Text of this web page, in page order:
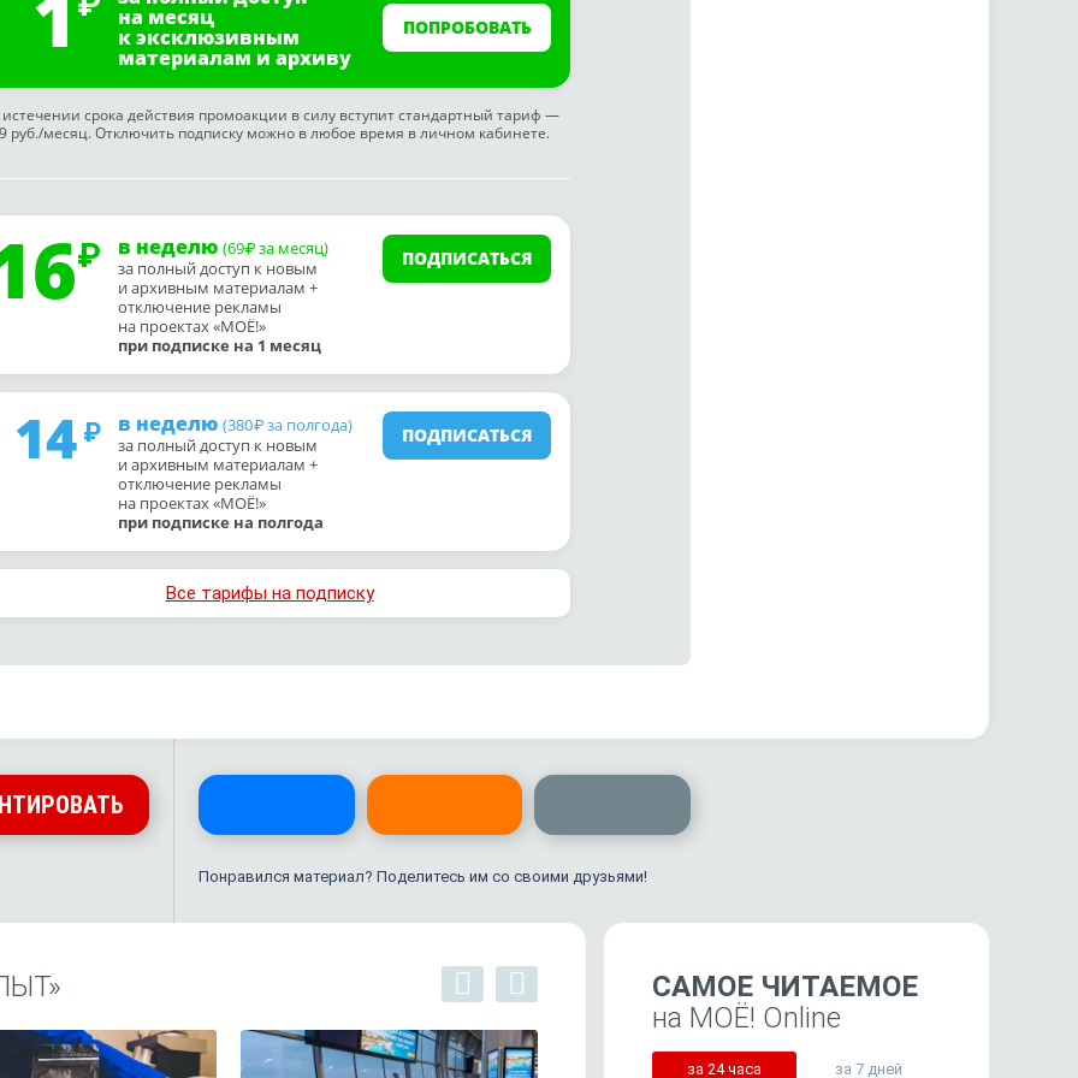
на месяц
к эксклюзивным
материалам и архиву
ПОПРОБОВАТЬ
срока действия промоакции в силу вступит стандартный тариф —
руб./месяц. Отключить подписку можно в любое время в личном кабинете.
в неделю (69₽ за месяц)
за полный доступ к новым
и архивным материалам +
отключение рекламы
на проектах «МОЁ!»
при подписке на 1 месяц
ПОДПИСАТЬСЯ
14 в неделю (380₽ за полгода)
за полный доступ к новым
и архивным материалам +
отключение рекламы
на проектах «МОЁ!»
при подписке на полгода
ПОДПИСАТЬСЯ
Все тарифы на подписку
Понравился материал? Поделитесь им со своими друзьями!
САМОЕ ЧИТАЕМОЕ
на МОЁ! Online
за 24 часа за 7 дней